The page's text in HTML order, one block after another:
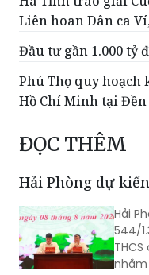
Liên hoan Dân ca
Đầu tư gần 1.000 tỷ
Phú Thọ quy hoạch
Hồ Chí Minh tại
ĐỌC THÊM
Hải Phòng dự
Hải
544/